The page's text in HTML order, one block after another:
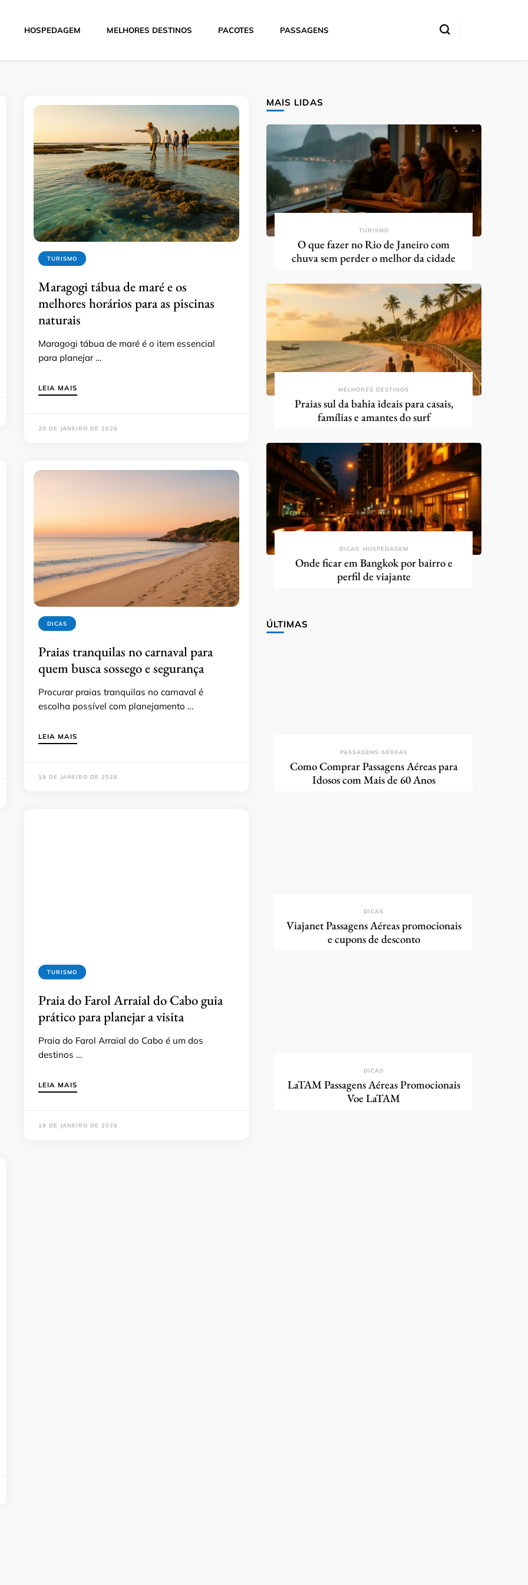
HOSPEDAGEM MELHORES DESTINOS PACOTES PASSAGENS
TURISMO
Maragogi tábua de maré e os
melhores horários para as piscinas
naturais
Maragogi tábua de maré é o item essencial
para planejar …
LEIA MAIS
20 DE JANEIRO DE 2026
DICAS
Praias tranquilas no carnaval para
quem busca sossego e segurança
Procurar praias tranquilas no carnaval é
escolha possível com planejamento …
LEIA MAIS
19 DE JANEIRO DE 2026
TURISMO
Praia do Farol Arraial do Cabo guia
prático para planejar a visita
Praia do Farol Arraial do Cabo é um dos
destinos …
LEIA MAIS
19 DE JANEIRO DE 2026
MAIS LIDAS
TURISMO
O que fazer no Rio de Janeiro com
chuva sem perder o melhor da cidade
MELHORES DESTINOS
Praias sul da bahia ideais para casais,
famílias e amantes do surf
DICAS HOSPEDAGEM
Onde ficar em Bangkok por bairro e
perfil de viajante
ÚLTIMAS
PASSAGENS AÉREAS
Como Comprar Passagens Aéreas para
Idosos com Mais de 60 Anos
DICAS
Viajanet Passagens Aéreas promocionais
e cupons de desconto
DICAS
LaTAM Passagens Aéreas Promocionais
Voe LaTAM